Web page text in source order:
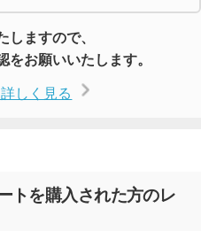
ますので、
お願いいたします。
しく見る
トを購入された方のレ